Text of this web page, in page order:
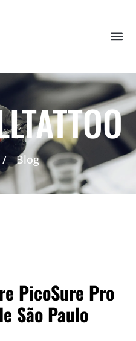
/ Blog
PicoSure Pro
São Paulo